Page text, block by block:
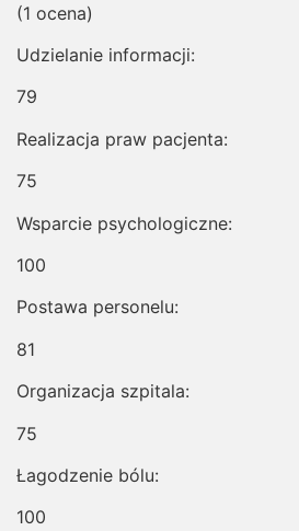
(1 ocena)
Udzielanie informacji:
79
Realizacja praw pacjenta:
75
Wsparcie psychologiczne:
100
Postawa personelu:
81
Organizacja szpitala:
75
Łagodzenie bólu:
100